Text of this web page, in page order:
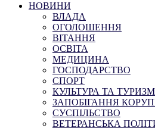
НОВИНИ
ВЛАДА
ОГОЛОШЕННЯ
ВІТАННЯ
ОСВІТА
МЕДИЦИНА
ГОСПОДАРСТВО
СПОРТ
КУЛЬТУРА ТА ТУРИЗМ
ЗАПОБІГАННЯ
СУСПІЛЬСТВО
ВЕТЕРАНСЬКА